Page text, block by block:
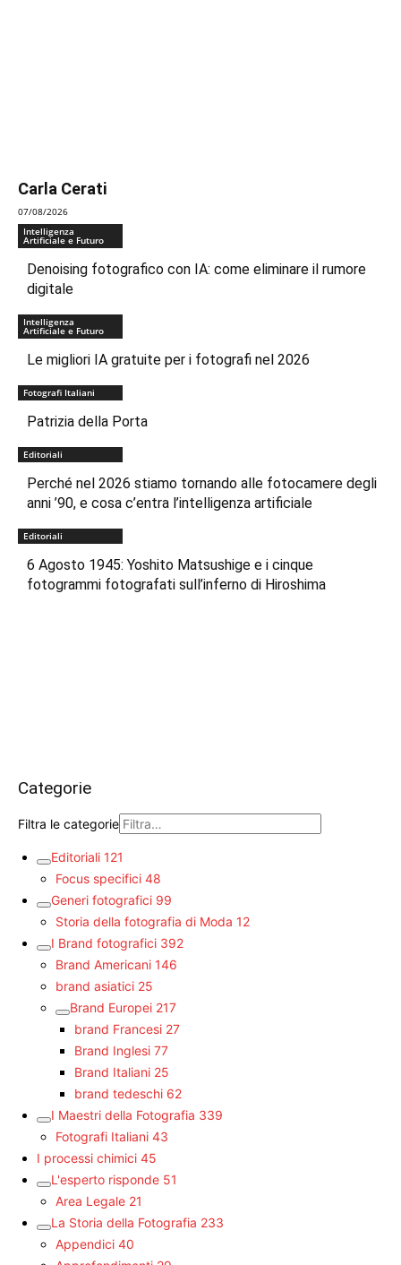
Carla Cerati
07/08/2026
Intelligenza
Artificiale e Futuro
Denoising fotografico con IA: come eliminare il rumore
digitale
Intelligenza
Artificiale e Futuro
Le migliori IA gratuite per i fotografi nel 2026
Fotografi Italiani
Patrizia della Porta
Editoriali
Perché nel 2026 stiamo tornando alle fotocamere degli
anni ’90, e cosa c’entra l’intelligenza artificiale
Editoriali
6 Agosto 1945: Yoshito Matsushige e i cinque
fotogrammi fotografati sull’inferno di Hiroshima
Categorie
Filtra le categorie
Editoriali 121
Focus specifici 48
Generi fotografici 99
Storia della fotografia di Moda 12
I Brand fotografici 392
Brand Americani 146
brand asiatici 25
Brand Europei 217
brand Francesi 27
Brand Inglesi 77
Brand Italiani 25
brand tedeschi 62
I Maestri della Fotografia 339
Fotografi Italiani 43
I processi chimici 45
L'esperto risponde 51
Area Legale 21
La Storia della Fotografia 233
Appendici 40